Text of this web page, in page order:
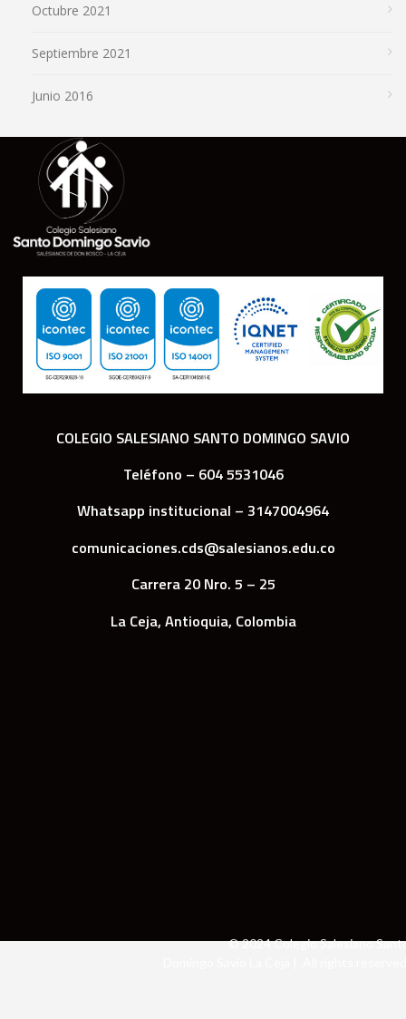
Octubre 2021
Septiembre 2021
Junio 2016
COLEGIO SALESIANO SANTO DOMINGO SAVIO
Teléfono – 604 5531046
Whatsapp institucional – 3147004964
comunicaciones.cds@salesianos.edu.co
Carrera 20 Nro. 5 – 25
La Ceja, Antioquia, Colombia
© 2024 Colegio Salesiano